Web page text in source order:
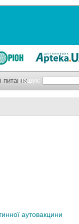
Пошук:
питання
аутовакцини